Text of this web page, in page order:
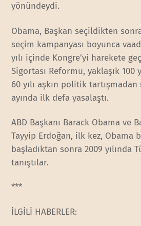
yönündeydi.
Obama, Başkan seçildikten
seçim kampanyası boyunca
yılı içinde Kongre’yi harekete
Sigortası Reformu, yaklaşık 100
60 yılı aşkın politik tartışmadan
ayında ilk defa yasalaştı.
ABD Başkanı Barack Obama ve
Tayyip Erdoğan, ilk kez, Obama
başladıktan sonra 2009 yılında
tanıştılar.
***
İLGİLİ HABERLER: